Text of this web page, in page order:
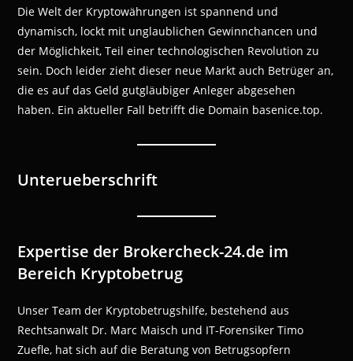
Die Welt der Kryptowährungen ist spannend und
dynamisch, lockt mit unglaublichen Gewinnchancen und
der Möglichkeit, Teil einer technologischen Revolution zu
sein. Doch leider zieht dieser neue Markt auch Betrüger an,
die es auf das Geld gutgläubiger Anleger abgesehen
haben. Ein aktueller Fall betrifft die Domain basenice.top.
Unterueberschrift
Expertise der Brokercheck-24.de im
Bereich Kryptobetrug
Unser Team der Kryptobetrugshilfe, bestehend aus
Rechtsanwalt Dr. Marc Maisch und IT-Forensiker Timo
Zuefle, hat sich auf die Beratung von Betrugsopfern